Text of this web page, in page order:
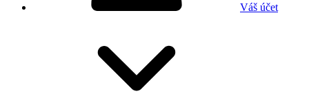
Váš účet